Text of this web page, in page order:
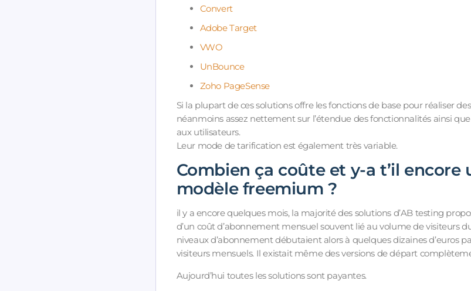
Convert
Adobe Target
VWO
UnBounce
Zoho PageSense
Si la plupart de ces solutions offre les fonctions de base pour réaliser
néanmoins assez nettement sur l’étendue des fonctionnalités ainsi
aux utilisateurs.
Leur mode de tarification est également très variable.
Combien ça coûte et y-a t’il encore
modèle freemium ?
il y a encore quelques mois, la majorité des solutions d’AB testing
d’un coût d’abonnement mensuel souvent lié au volume de visiteurs
niveaux d’abonnement débutaient alors à quelques dizaines d’euros
visiteurs mensuels. Il existait même des versions de départ
Aujourd’hui toutes les solutions sont payantes.